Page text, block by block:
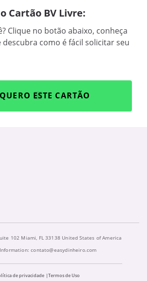
Cartão BV Livre:
Clique no botão abaixo, conheça
como é fácil solicitar seu
ESTE CARTÃO
102 Miami, FL 33138 United States of America
contato@easydinheiro.com
de privacidade Termos de Uso